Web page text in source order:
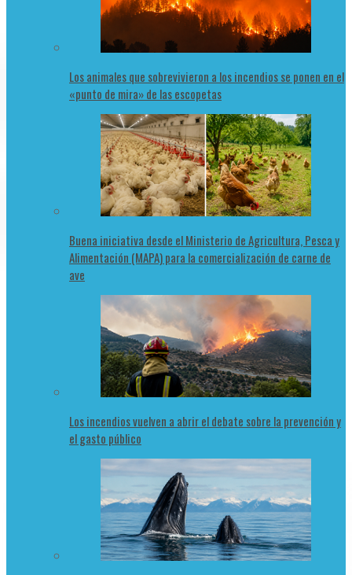
Los animales que sobrevivieron a los incendios se ponen en el
«punto de mira» de las escopetas
Buena iniciativa desde el Ministerio de Agricultura, Pesca y
Alimentación (MAPA) para la comercialización de carne de
ave
Los incendios vuelven a abrir el debate sobre la prevención y
el gasto público